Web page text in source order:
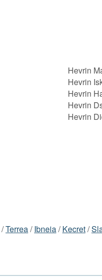
Hevrin
Hevrin
Hevrin
Hevrin
Hevrin
/Terrea/Ibneia/Kecret/